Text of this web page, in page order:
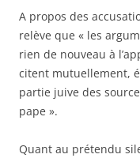
A propos des
relève que « les
rien de nouveau à
citent mutuellement,
partie juive des
pape ».
Quant au prétendu